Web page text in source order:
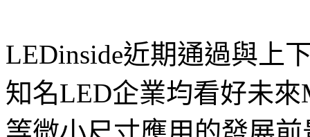
LEDinside近期通過與上
知名LED企業均看好未